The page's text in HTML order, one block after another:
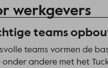
werkgevers
teams
teams vormen de
onder andere met het